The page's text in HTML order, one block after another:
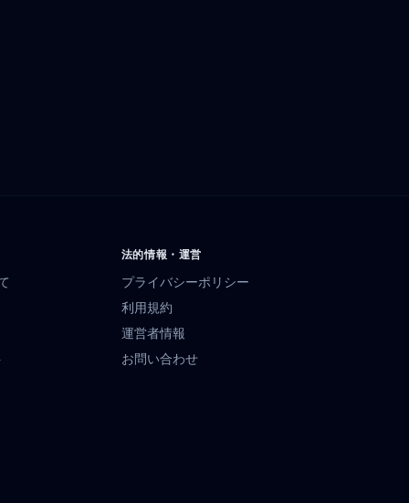
法的情報・運営
プライバシーポリシー
利用規約
運営者情報
お問い合わせ